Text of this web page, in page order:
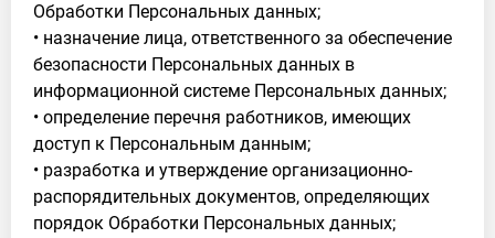
Обработки Персональных данных;
• назначение лица, ответственного за обеспечение
безопасности Персональных данных в
информационной системе Персональных данных;
• определение перечня работников, имеющих
доступ к Персональным данным;
• разработка и утверждение организационно-
распорядительных документов, определяющих
порядок Обработки Персональных данных;